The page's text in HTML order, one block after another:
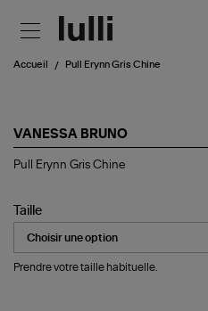
Accueil Pull Erynn Gris Chine
VANESSA BRUNO
Pull
Chine
Pull Erynn Gris Chine
Taille
Prendre votre taille habituelle.